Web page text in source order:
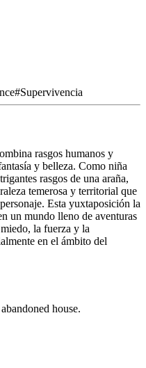
#Supervivencia
rasgos humanos y
y belleza. Como niña
rasgos de una araña,
temerosa y territorial que
Esta yuxtaposición la
un mundo lleno de aventuras
la fuerza y la
en el ámbito del
house.